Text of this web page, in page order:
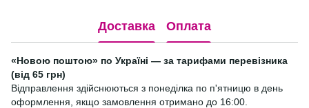
Доставка Оплата
«Новою поштою» по Україні — за тарифами перевізника
(від 65 грн)
Відправлення здійснюються з понеділка по п'ятницю в день
оформлення, якщо замовлення отримано до 16:00.